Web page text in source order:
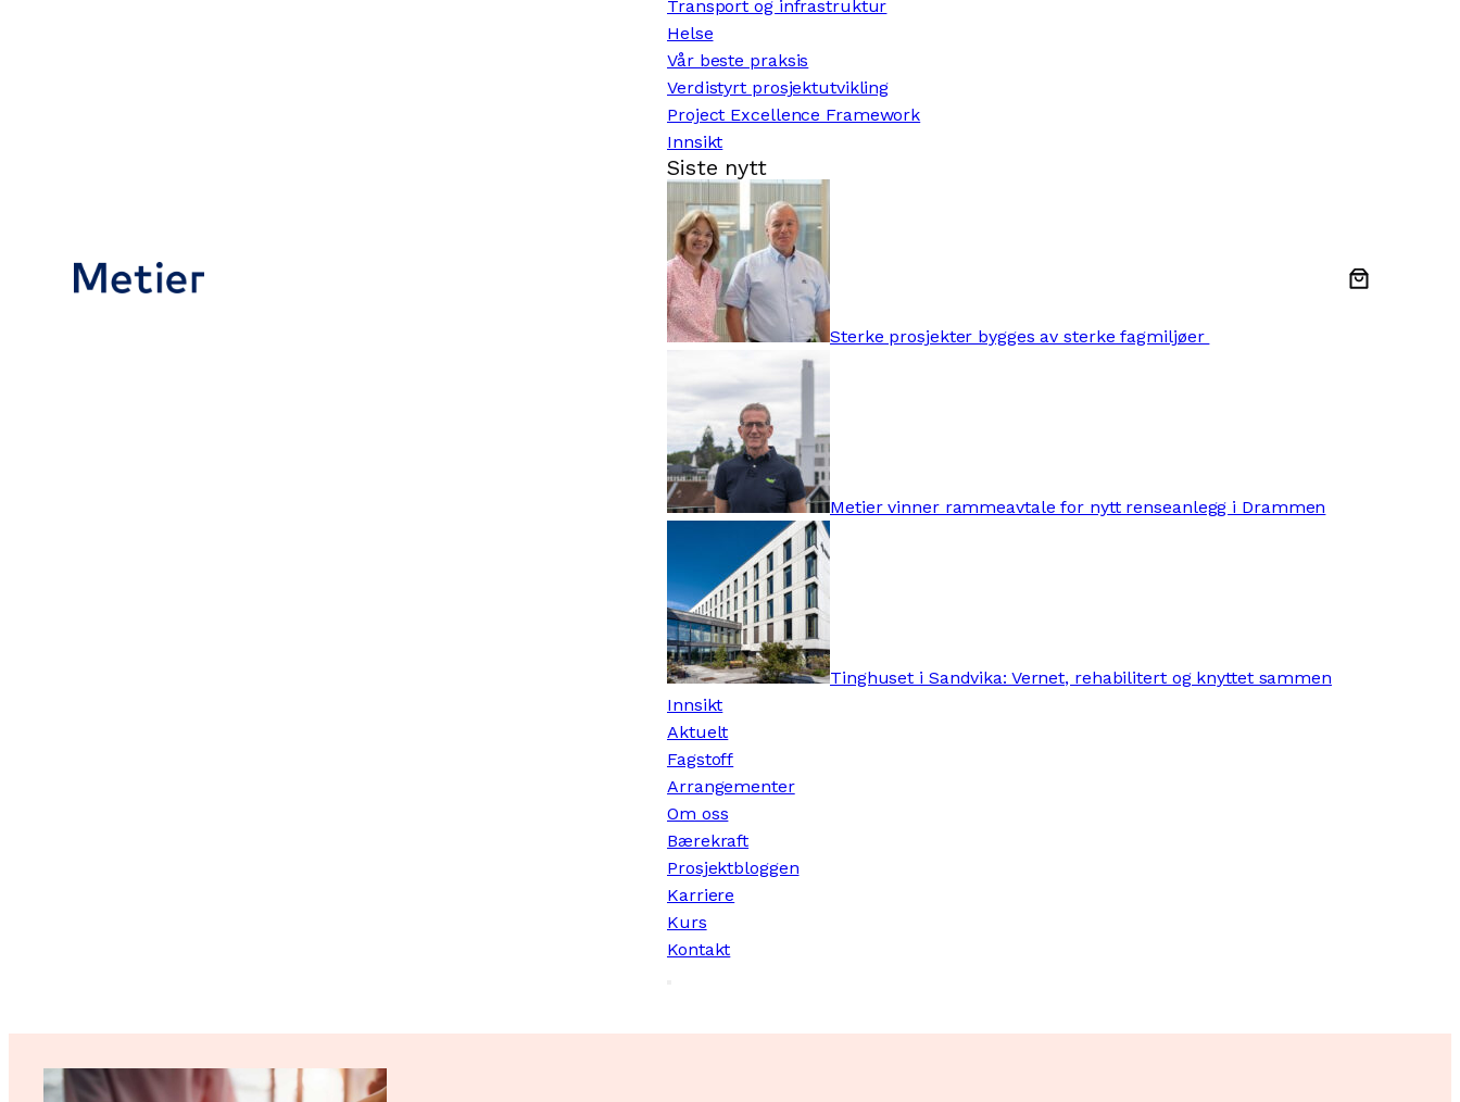
Transport og infrastruktur
Helse
Vår beste praksis
Verdistyrt prosjektutvikling
Project Excellence Framework
Innsikt
Siste nytt
Sterke prosjekter bygges av sterke fagmiljøer
Metier vinner rammeavtale for nytt renseanlegg i Drammen
Tinghuset i Sandvika: Vernet, rehabilitert og knyttet sammen
Innsikt
Aktuelt
Fagstoff
Arrangementer
Om oss
Bærekraft
Prosjektbloggen
Karriere
Kurs
Kontakt